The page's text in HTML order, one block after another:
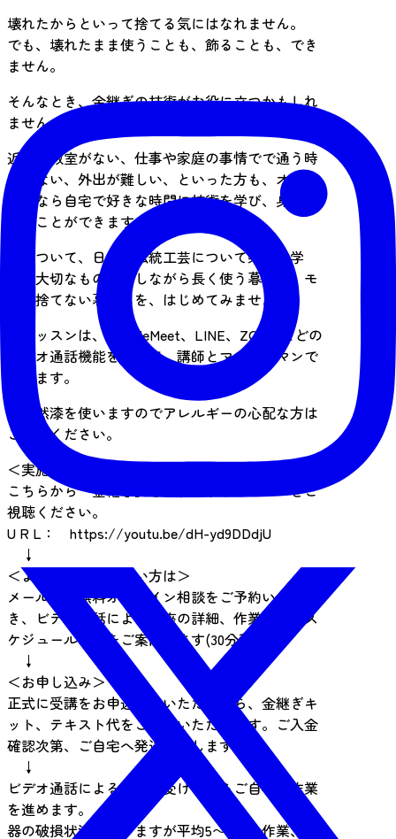
壊れたからといって捨てる気にはなれません。
でも、壊れたまま使うことも、飾ることも、でき
ません。
そんなとき、金継ぎの技術がお役に立つかもしれ
ません。
近くに教室がない、仕事や家庭の事情でで通う時
間がない、外出が難しい、といった方も、オンラ
インなら自宅で好きな時間に技術を学び、身につ
けることができます。
漆について、日本の伝統工芸について楽しく学
び、大切なものを直しながら長く使う暮らし、モ
ノを捨てない暮らしを、はじめてみませんか。
◆レッスンは、GoogleMeet、LINE、ZOOMなどの
ビデオ通話機能を使って、講師とマンツーマンで
行います。
※天然漆を使いますのでアレルギーの心配な方は
ご注意ください。
＜実施内容＞
こちらから「金継ぎ」をご紹介するムービーをご
視聴ください。
U R L： https://youtu.be/dH-yd9DDdjU
↓
＜より詳しく知りたい方は＞
メールにて無料オンライン相談をご予約いただ
き、ビデオ通話により講座の詳細、作業工程、ス
ケジュールなどをご案内します(30分程度)
↓
＜お申し込み＞
正式に受講をお申込みをいただいたら、金継ぎキ
ット、テキスト代をご入金いただきます。ご入金
確認次第、ご自宅へ発送いたします。
↓
ビデオ通話による指導を受けながらご自宅で作業
を進めます。
器の破損状況によりますが平均5〜6回の作業、3ヶ